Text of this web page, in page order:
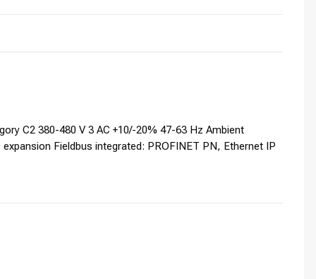
C2 380-480 V 3 AC +10/-20% 47-63 Hz Ambient
Fieldbus integrated: PROFINET PN, Ethernet IP